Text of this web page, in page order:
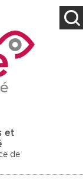
et
de
vous